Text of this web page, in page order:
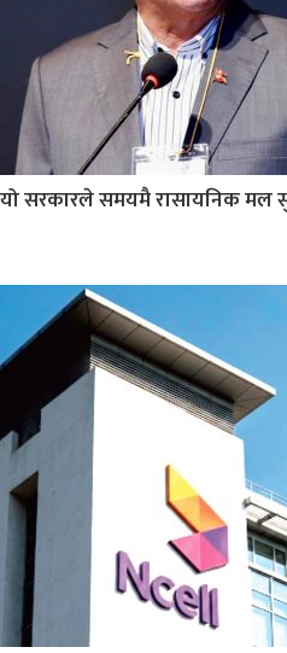
यो सरकारले समयमै रासायनिक मल